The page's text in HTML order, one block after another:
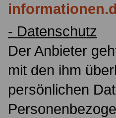
- Datenschutz
Der Anbieter
mit den ihm
persönlichen